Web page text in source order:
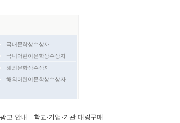
국내문학상수상자
국내어린이문학상수상자
해외문학상수상자
해외어린이문학상수상자
광고 안내 학교·기업·기관 대량구매